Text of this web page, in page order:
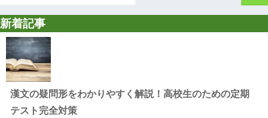
新着記事
漢文の疑問形をわかりやすく解説！高校生のための定期
テスト完全対策